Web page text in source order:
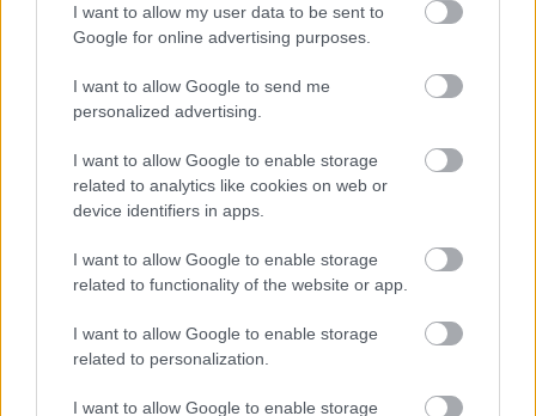
I want to allow my user data to be sent to
Google for online advertising purposes.
I want to allow Google to send me
personalized advertising.
I want to allow Google to enable storage
related to analytics like cookies on web or
device identifiers in apps.
I want to allow Google to enable storage
related to functionality of the website or app.
I want to allow Google to enable storage
related to personalization.
I want to allow Google to enable storage
játékélményt.
A játékipar évtizedeken át a látvány folyamatos
javításáról szólt, de mostanra több iparági veterán is úgy
látja, a technológiai fejlődés elérte a plafont. A
PlayStation korábbi indie-részlegének vezetője, Shuhei
Yoshida a Friends Per Second podcastben arról beszélt,
hogy a grafikai különbségek ma már alig észrevehetők.
"A grafika szinte elérte azt a szintet, hogy én
magam sem tudom megmondani, mikor van